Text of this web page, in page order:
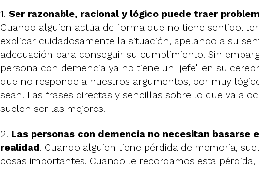
1. Ser razonable, racional y lógico puede traer
Cuando alguien actúa de forma que no tiene sentido,
explicar cuidadosamente la situación, apelando a su
adecuación para conseguir su cumplimiento. Sin
persona con demencia ya no tiene un "jefe" en su
que no responde a nuestros argumentos, por muy
sean. Las frases directas y sencillas sobre lo que va a
suelen ser las mejores.
2. Las personas con demencia no necesitan basarse
realidad. Cuando alguien tiene pérdida de memoria,
cosas importantes. Cuando le recordamos esta pérdida,